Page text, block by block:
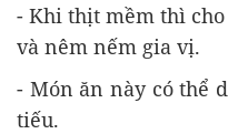
- Khi thịt mềm thì
và nêm nếm gia vị.
- Món ăn này có thể
tiếu.